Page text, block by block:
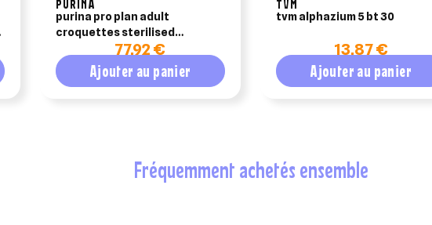
PURINA
purina pro plan adult
croquettes sterilised
optidigest poulet 10kg
77,92 €
Ajouter au panier
TVM
tvm alphazium 5 bt 30
13,87 €
Ajouter au panier
fréquemment achetés ensemble